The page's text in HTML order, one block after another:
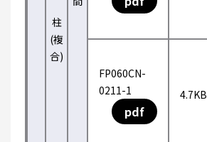
柱
(複
合)
FP060CN-
0211-1
pdf
4.7KB